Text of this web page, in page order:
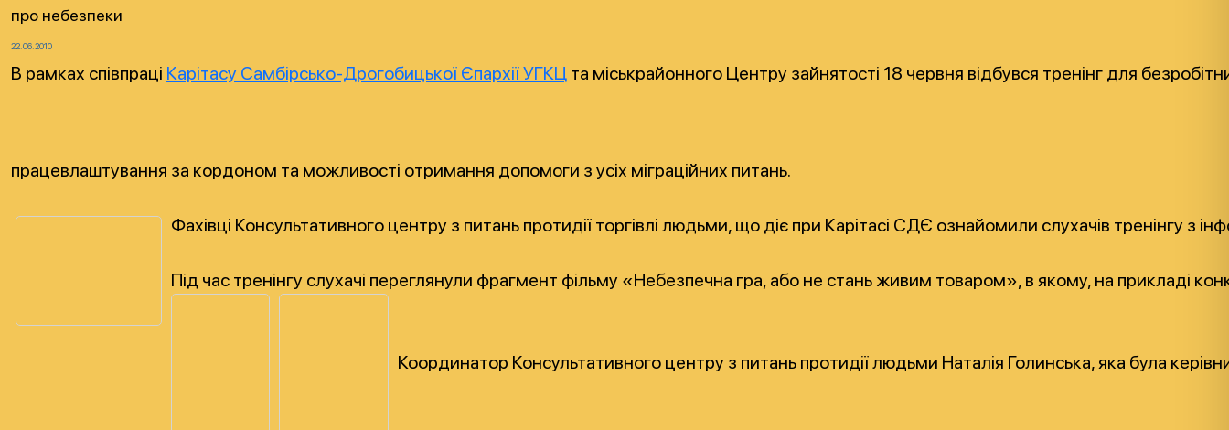
про небезпеки
22.06.2010
В рамках співпраці Карітасу Самбірсько-Дрогобицької Єпархії УГКЦ та міськрайонного Центру зайнятості 18 червня відбувся тренінг для
працевлаштування за кордоном та можливості отримання допомоги з усіх міграційних питань.
Фахівці Консультативного центру з питань протидії торгівлі людьми, що діє при Карітасі СДЄ ознайомили слухачів
Під час тренінгу слухачі переглянули фрагмент фільму «Небезпечна гра, або не стань живим товаром», в якому, на прикладі
Координатор Консультативного центру з питань протидії людьми Наталія Голинська, яка була